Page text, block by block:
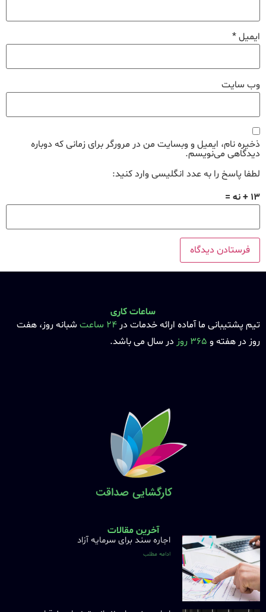
ایمیل*
وب‌ سایت
ذخیره نام، ایمیل و وبسایت من در مرورگر برای زمانی که دوباره
دیدگاهی می‌نویسم.
لطفا پاسخ را به عدد انگلیسی وارد کنید:
13 + نه =
ساعات کاری
تیم پشتیبانی ما آماده ارائه خدمات در 24 ساعت
شبانه روز، هفت
روز در هفته و 365 روز در سال می باشد.
آخرین مقالات
اجاره سند برای سرمایه آزاد
ادامه مطلب